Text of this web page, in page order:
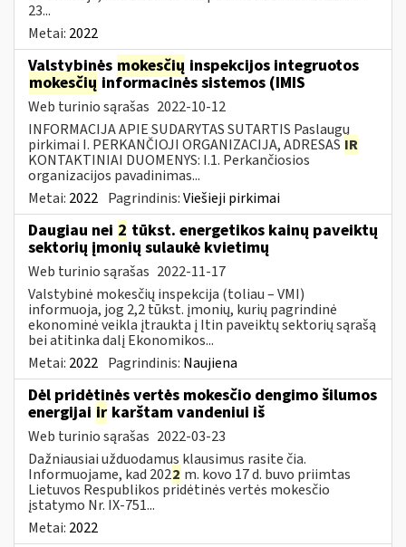
23...
Metai: 2022
Valstybinės mokesčių inspekcijos integruotos
mokesčių informacinės sistemos (IMIS
Web turinio sąrašas 2022-10-12
INFORMACIJA APIE SUDARYTAS SUTARTIS Paslaugų
pirkimai I. PERKANČIOJI ORGANIZACIJA, ADRESAS IR
KONTAKTINIAI DUOMENYS: I.1. Perkančiosios
organizacijos pavadinimas...
Metai: 2022 Pagrindinis:Viešieji pirkimai
Daugiau nei 2 tūkst. energetikos kainų paveiktų
sektorių įmonių sulaukė kvietimų
Web turinio sąrašas 2022-11-17
Valstybinė mokesčių inspekcija (toliau – VMI)
informuoja, jog 2,2 tūkst. įmonių, kurių pagrindinė
ekonominė veikla įtraukta į Itin paveiktų sektorių sąrašą
bei atitinka dalį Ekonomikos...
Metai: 2022 Pagrindinis: Naujiena
Dėl pridėtinės vertės mokesčio dengimo šilumos
energijai ir karštam vandeniui iš
Web turinio sąrašas 2022-03-23
Dažniausiai užduodamus klausimus rasite čia.
Informuojame, kad 2022 m. kovo 17 d. buvo priimtas
Lietuvos Respublikos pridėtinės vertės mokesčio
įstatymo Nr. IX-751...
Metai: 2022